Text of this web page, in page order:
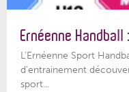
Ernéenne
L'Ernéenne Sport
d'entrainement
sport...